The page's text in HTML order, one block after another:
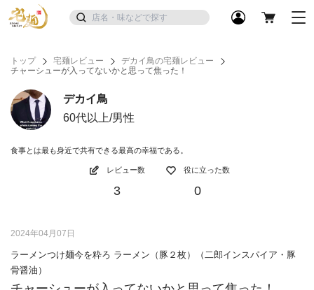
トップ 宅麺レビュー
デカイ鳥の宅麺レビュー
チャーシューが入ってないかと思って焦った！
デカイ鳥
60代以上/男性
食事とは最も身近で共有できる最高の幸福である。
レビュー数
3
役に立った数
0
2024年04月07日
ラーメンつけ麺今を粋ろ ラーメン（豚２枚）（二郎インスパイア・豚
骨醤油）